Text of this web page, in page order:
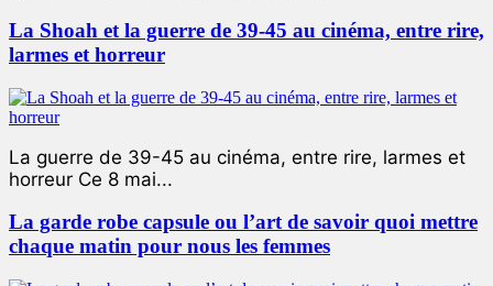
La Shoah et la guerre de 39-45 au cinéma, entre rire,
larmes et horreur
La guerre de 39-45 au cinéma, entre rire, larmes et
horreur Ce 8 mai...
La garde robe capsule ou l’art de savoir quoi mettre
chaque matin pour nous les femmes